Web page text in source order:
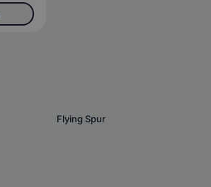
Flying Spur